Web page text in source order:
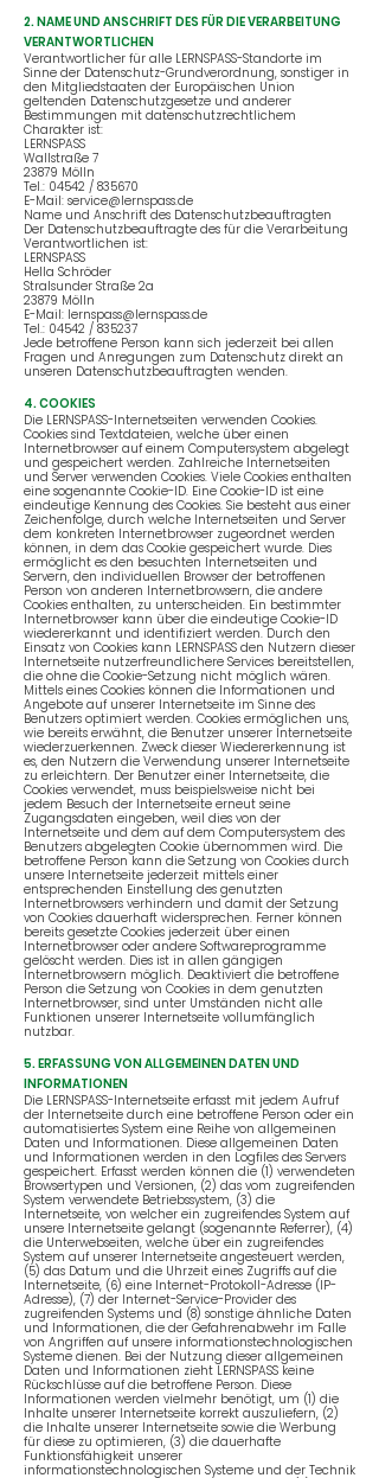
2. NAME UND ANSCHRIFT DES FÜR DIE VERARBEITUNG
VERANTWORTLICHEN
Verantwortlicher für alle LERNSPASS-Standorte im
Sinne der Datenschutz-Grundverordnung, sonstiger in
den Mitgliedstaaten der Europäischen Union
geltenden Datenschutzgesetze und anderer
Bestimmungen mit datenschutzrechtlichem
Charakter ist:
LERNSPASS
Wallstraße 7
23879 Mölln
Tel.: 04542 / 835670
E-Mail: service@lernspass.de
Name und Anschrift des Datenschutzbeauftragten
Der Datenschutzbeauftragte des für die Verarbeitung
Verantwortlichen ist:
LERNSPASS
Hella Schröder
Stralsunder Straße 2a
23879 Mölln
E-Mail: lernspass@lernspass.de
Tel.: 04542 / 835237
Jede betroffene Person kann sich jederzeit bei allen
Fragen und Anregungen zum Datenschutz direkt an
unseren Datenschutzbeauftragten wenden.
4. COOKIES
Die LERNSPASS-Internetseiten verwenden Cookies.
Cookies sind Textdateien, welche über einen
Internetbrowser auf einem Computersystem abgelegt
und gespeichert werden. Zahlreiche Internetseiten
und Server verwenden Cookies. Viele Cookies enthalten
eine sogenannte Cookie-ID. Eine Cookie-ID ist eine
eindeutige Kennung des Cookies. Sie besteht aus einer
Zeichenfolge, durch welche Internetseiten und Server
dem konkreten Internetbrowser zugeordnet werden
können, in dem das Cookie gespeichert wurde. Dies
ermöglicht es den besuchten Internetseiten und
Servern, den individuellen Browser der betroffenen
Person von anderen Internetbrowsern, die andere
Cookies enthalten, zu unterscheiden. Ein bestimmter
Internetbrowser kann über die eindeutige Cookie-ID
wiedererkannt und identifiziert werden. Durch den
Einsatz von Cookies kann LERNSPASS den Nutzern dieser
Internetseite nutzerfreundlichere Services bereitstellen,
die ohne die Cookie-Setzung nicht möglich wären.
Mittels eines Cookies können die Informationen und
Angebote auf unserer Internetseite im Sinne des
Benutzers optimiert werden. Cookies ermöglichen uns,
wie bereits erwähnt, die Benutzer unserer Internetseite
wiederzuerkennen. Zweck dieser Wiedererkennung ist
es, den Nutzern die Verwendung unserer Internetseite
zu erleichtern. Der Benutzer einer Internetseite, die
Cookies verwendet, muss beispielsweise nicht bei
jedem Besuch der Internetseite erneut seine
Zugangsdaten eingeben, weil dies von der
Internetseite und dem auf dem Computersystem des
Benutzers abgelegten Cookie übernommen wird. Die
betroffene Person kann die Setzung von Cookies durch
unsere Internetseite jederzeit mittels einer
entsprechenden Einstellung des genutzten
Internetbrowsers verhindern und damit der Setzung
von Cookies dauerhaft widersprechen. Ferner können
bereits gesetzte Cookies jederzeit über einen
Internetbrowser oder andere Softwareprogramme
gelöscht werden. Dies ist in allen gängigen
Internetbrowsern möglich. Deaktiviert die betroffene
Person die Setzung von Cookies in dem genutzten
Internetbrowser, sind unter Umständen nicht alle
Funktionen unserer Internetseite vollumfänglich
nutzbar.
5. ERFASSUNG VON ALLGEMEINEN DATEN UND
INFORMATIONEN
Die LERNSPASS-Internetseite erfasst mit jedem Aufruf
der Internetseite durch eine betroffene Person oder ein
automatisiertes System eine Reihe von allgemeinen
Daten und Informationen. Diese allgemeinen Daten
und Informationen werden in den Logfiles des Servers
gespeichert. Erfasst werden können die (1) verwendeten
Browsertypen und Versionen, (2) das vom zugreifenden
System verwendete Betriebssystem, (3) die
Internetseite, von welcher ein zugreifendes System auf
unsere Internetseite gelangt (sogenannte Referrer), (4)
die Unterwebseiten, welche über ein zugreifendes
System auf unserer Internetseite angesteuert werden,
(5) das Datum und die Uhrzeit eines Zugriffs auf die
Internetseite, (6) eine Internet-Protokoll-Adresse (IP-
Adresse), (7) der Internet-Service-Provider des
zugreifenden Systems und (8) sonstige ähnliche Daten
und Informationen, die der Gefahrenabwehr im Falle
von Angriffen auf unsere informationstechnologischen
Systeme dienen. Bei der Nutzung dieser allgemeinen
Daten und Informationen zieht LERNSPASS keine
Rückschlüsse auf die betroffene Person. Diese
Informationen werden vielmehr benötigt, um (1) die
Inhalte unserer Internetseite korrekt auszuliefern, (2)
die Inhalte unserer Internetseite sowie die Werbung
für diese zu optimieren, (3) die dauerhafte
Funktionsfähigkeit unserer
informationstechnologischen Systeme und der Technik